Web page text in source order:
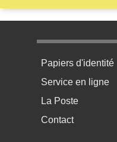
Menu pratique
Papiers d'identité
Service en ligne
La Poste
Contact